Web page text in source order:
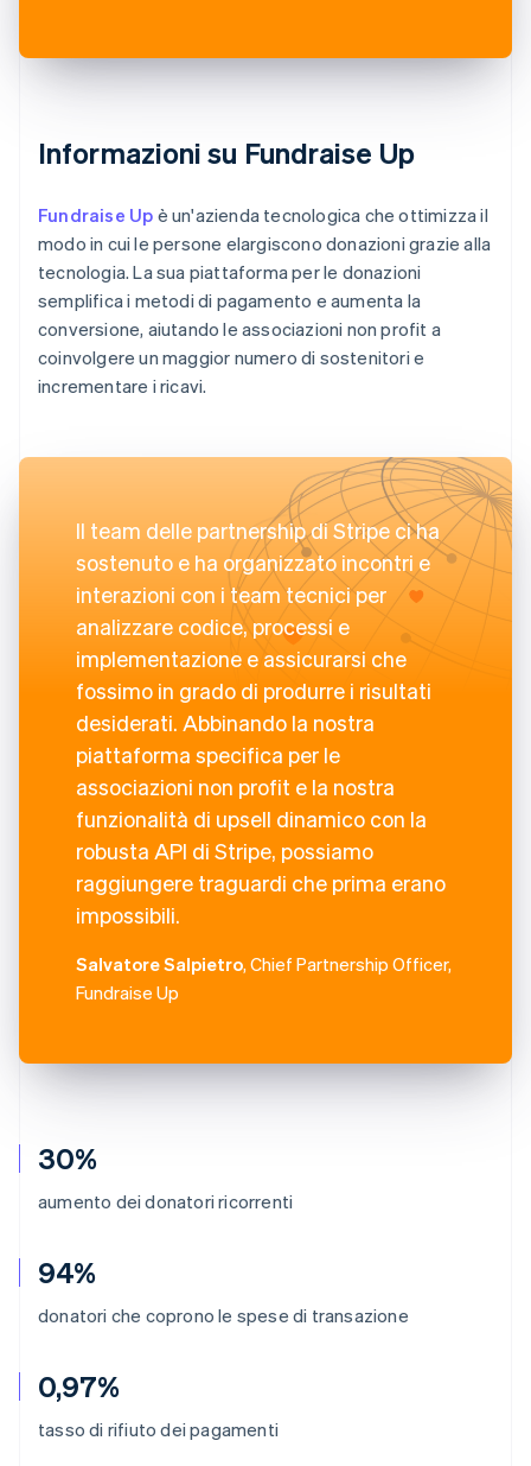
30%
aumento dei donatori ricorrenti
94%
donatori che coprono le spese di transazione
0,97%
tasso di rifiuto dei pagamenti
Informazioni su Fundraise Up
Fundraise Up è un'azienda tecnologica che ottimizza il
modo in cui le persone elargiscono donazioni grazie alla
tecnologia. La sua piattaforma per le donazioni
semplifica i metodi di pagamento e aumenta la
conversione, aiutando le associazioni non profit a
coinvolgere un maggior numero di sostenitori e
incrementare i ricavi.
Il team delle partnership di Stripe ci ha
sostenuto e ha organizzato incontri e
interazioni con i team tecnici per
analizzare codice, processi e
implementazione e assicurarsi che
fossimo in grado di produrre i risultati
desiderati. Abbinando la nostra
piattaforma specifica per le
associazioni non profit e la nostra
funzionalità di upsell dinamico con la
robusta API di Stripe, possiamo
raggiungere traguardi che prima erano
impossibili.
Salvatore Salpietro, Chief Partnership Officer,
Fundraise Up